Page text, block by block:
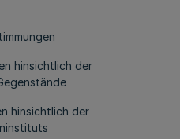
hinsichtlich der
hinsichtlich der